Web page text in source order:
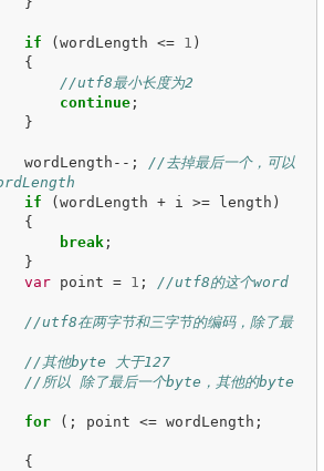
if (wordLength <= 1 )
{
//utf8最小长度为2
continue;
}
wordLength --;
//去掉最后一个，可以
if
(wordLength + i >= length )
{
break;
}
var
point = 1 ;
//utf8的这个word
//utf8在两字节和三字节的编码，除了最
//其他byte 大于127
//所以 除了最后一个byte，其他的byte
for
(; point <= wordLength ;
{